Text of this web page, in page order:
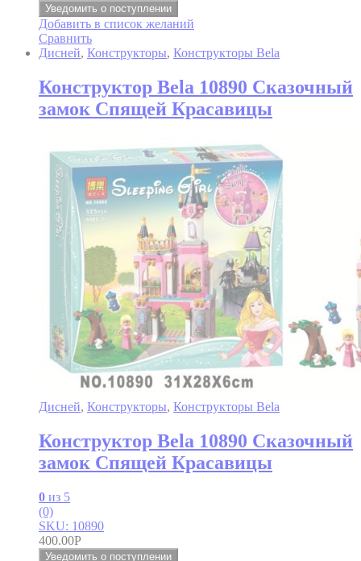
Уведомить о поступлении
Добавить в список желаний
Сравнить
Дисней, Конструкторы, Конструкторы Bela
Конструктор Bela 10890 Сказочный
замок Спящей Красавицы
Дисней, Конструкторы, Конструкторы Bela
Конструктор Bela 10890 Сказочный
замок Спящей Красавицы
0 из 5
(0)
SKU: 10890
400.00Р
Уведомить о поступлении